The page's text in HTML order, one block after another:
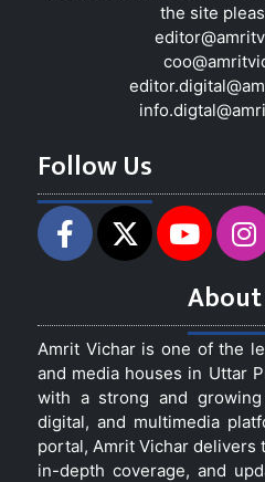
the site
Follow Us
Amrit Vichar is one of the
and media houses in Uttar
with a strong and
digital, and multimedia
portal, Amrit Vichar delivers
in-depth coverage, and